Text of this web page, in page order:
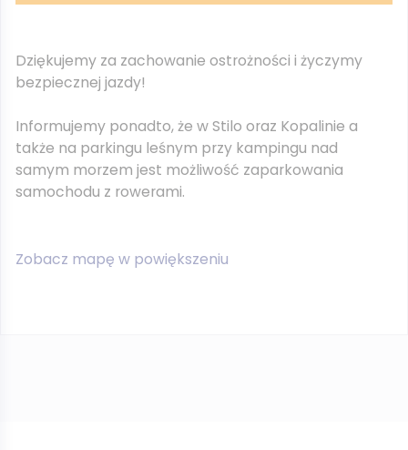
Dziękujemy za zachowanie ostrożności i życzymy
bezpiecznej jazdy!
Informujemy ponadto, że w Stilo oraz Kopalinie a
także na parkingu leśnym przy kampingu nad
samym morzem jest możliwość zaparkowania
samochodu z rowerami.
Zobacz mapę w powiększeniu